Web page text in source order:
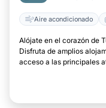
Aire acondicionado
Alójate en el corazón de
Disfruta de amplios
acceso a las principales